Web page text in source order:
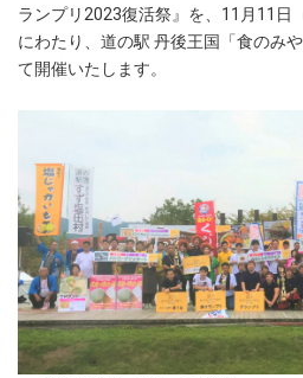
ランプリ2023復活祭』を、11月11日
にわたり、道の駅 丹後王国「食のみ
て開催いたします。